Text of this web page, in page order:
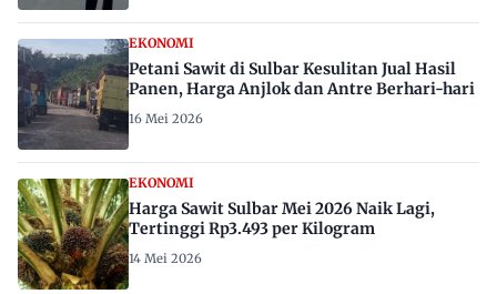
EKONOMI
Petani Sawit di Sulbar Kesulitan Jual Hasil
Panen, Harga Anjlok dan Antre Berhari-hari
16 Mei 2026
EKONOMI
Harga Sawit Sulbar Mei 2026 Naik Lagi,
Tertinggi Rp3.493 per Kilogram
14 Mei 2026